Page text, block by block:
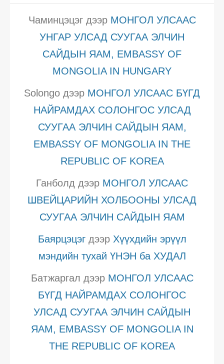
Чаминцэцэгдээр МОНГОЛ УЛСААС
УНГАР УЛСАД СУУГАА ЭЛЧИН
САЙДЫН ЯАМ, EMBASSY OF
MONGOLIA IN HUNGARY
Solongo дээр МОНГОЛ УЛСААС БҮГД
НАЙРАМДАХ СОЛОНГОС УЛСАД
СУУГАА ЭЛЧИН САЙДЫН ЯАМ,
EMBASSY OF MONGOLIA IN THE
REPUBLIC OF KOREA
Ганболд дээр МОНГОЛ УЛСААС
ШВЕЙЦАРИЙН ХОЛБООНЫ УЛСАД
СУУГАА ЭЛЧИН САЙДЫН ЯАМ
Баярцэцэгдээр Хүүхдийн эрүүл
мэндийн тухай ҮНЭН ба ХУДАЛ
Батжаргал дээр МОНГОЛ УЛСААС
БҮГД НАЙРАМДАХ СОЛОНГОС
УЛСАД СУУГАА ЭЛЧИН САЙДЫН
ЯАМ, EMBASSY OF MONGOLIA IN
THE REPUBLIC OF KOREA